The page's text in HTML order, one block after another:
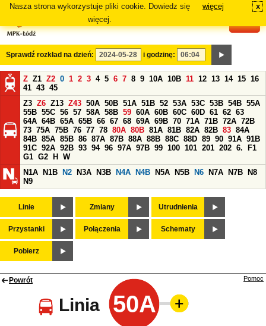
Nasza strona wykorzystuje pliki cookie. Dowiedz się
więcej.
więcej x
Sprawdź rozkład na dzień: i godzinę:
Z Z1 Z2 0 1 2 3 4 5 6 7 8 9 10A 10B 11 12 13 14 15 16
41 43 45
Z3 Z6 Z13 Z43 50A 50B 51A 51B 52 53A 53C 53B 54B 55A
55B 55C 56 57 58A 58B 59 60A 60B 60C 60D 61 62 63
64A 64B 65A 65B 66 67 68 69A 69B 70 71A 71B 72A 72B
73 75A 75B 76 77 78 80A 80B 81A 81B 82A 82B 83 84A
84B 85A 85B 86 87A 87B 88A 88B 88C 88D 89 90 91A 91B
91C 92A 92B 93 94 96 97A 97B 99 100 101 201 202 6.
F1
G1 G2 H
W
N1A
N1B N2 N3A N3B N4A N4B N5A N5B N6 N7A N7B
N8
N9
Linie Zmiany Utrudnienia
Przystanki Połączenia Schematy
Pobierz
Powrót
Linia 50A
Pomoc